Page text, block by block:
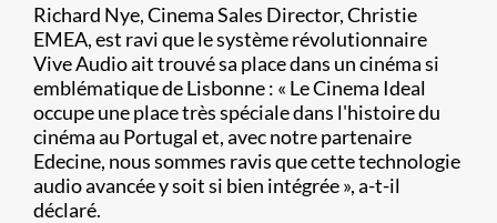
Richard Nye, Cinema Sales Director, Christie
EMEA, est ravi que le système révolutionnaire
Vive Audio ait trouvé sa place dans un cinéma si
emblématique de Lisbonne : « Le Cinema Ideal
occupe une place très spéciale dans l'histoire du
cinéma au Portugal et, avec notre partenaire
Edecine, nous sommes ravis que cette technologie
audio avancée y soit si bien intégrée », a-t-il
déclaré.